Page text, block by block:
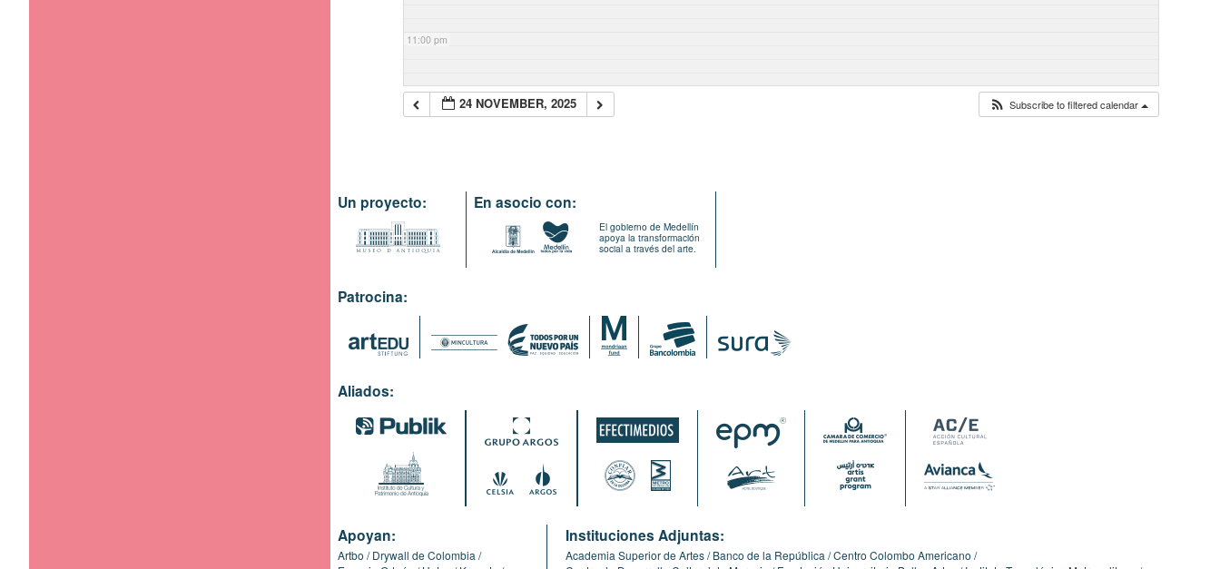
11:00 pm
24 NOVEMBER, 2025 Subscribe to filtered calendar
Un proyecto: En asocio con:
El gobierno de Medellín
apoya la transformación
social a través del arte.
Patrocina:
Aliados:
Apoyan:
Artbo
Drywall de Colombia
Instituciones Adjuntas:
Academia Superior de Artes Banco de la República Centro Colombo Americano